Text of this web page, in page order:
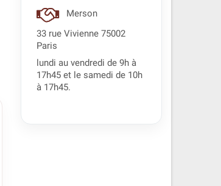
Merson
33 rue Vivienne 75002
Paris
lundi au vendredi de 9h à
17h45 et le samedi de 10h
à 17h45.